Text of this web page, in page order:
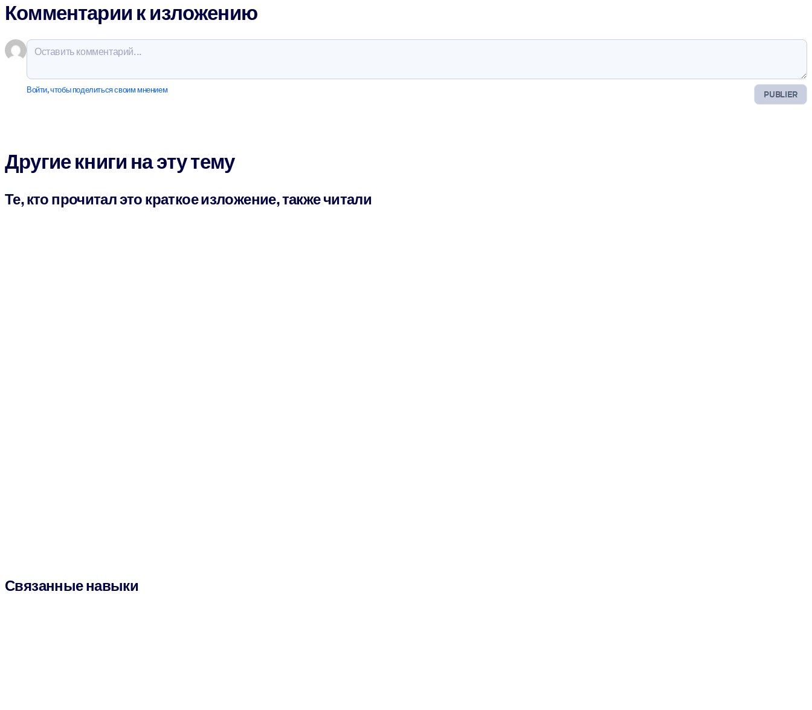
Комментарии к изложению
PUBLIER
Войти, чтобы поделиться своим мнением
Другие книги на эту тему
Те, кто прочитал это краткое изложение, также читали
Связанные навыки